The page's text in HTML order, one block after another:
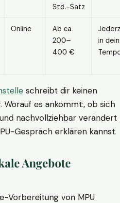
Std.-Satz
Online
Ab ca.
200–
400 €
in
schreibt dir keinen
es ankommt:, ob sich
nachvollziehbar verändert
Gespräch erklären kannst.
Angebote
Vorbereitung von MPU